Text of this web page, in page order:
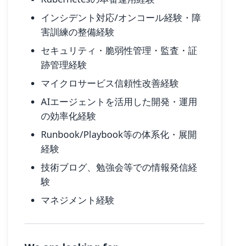
インシデント対応/オンコール経験・障
害訓練の整備経験
セキュリティ・脆弱性管理・監査・証
跡管理経験
マイクロサービス信頼性改善経験
AIエージェントを活用した開発・運用
の効率化経験
Runbook/Playbook等の体系化・展開
経験
技術ブログ、勉強会等での情報発信経
験
マネジメント経験